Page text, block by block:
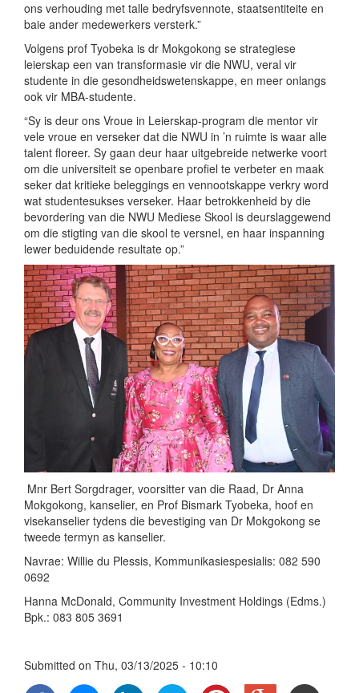
ons verhouding met talle bedryfsvennote, staatsentiteite en
baie ander medewerkers versterk.”
Volgens prof Tyobeka is dr Mokgokong se strategiese
leierskap een van transformasie vir die NWU, veral vir
studente in die gesondheidswetenskappe, en meer onlangs
ook vir MBA-studente.
“Sy is deur ons Vroue in Leierskap-program die mentor vir
vele vroue en verseker dat die NWU in ’n ruimte is waar alle
talent floreer. Sy gaan deur haar uitgebreide netwerke voort
om die universiteit se openbare profiel te verbeter en maak
seker dat kritieke beleggings en vennootskappe verkry word
wat studentesukses verseker. Haar betrokkenheid by die
bevordering van die NWU Mediese Skool is deurslaggewend
om die stigting van die skool te versnel, en haar inspanning
lewer beduidende resultate op.”
Mnr Bert Sorgdrager, voorsitter van die Raad, Dr Anna
Mokgokong, kanselier, en Prof Bismark Tyobeka, hoof en
visekanselier tydens die bevestiging van Dr Mokgokong se
tweede termyn as kanselier.
Navrae: Willie du Plessis, Kommunikasiespesialis: 082 590
0692
Hanna McDonald, Community Investment Holdings (Edms.)
Bpk.: 083 805 3691
Submitted on Thu, 03/13/2025 - 10:10